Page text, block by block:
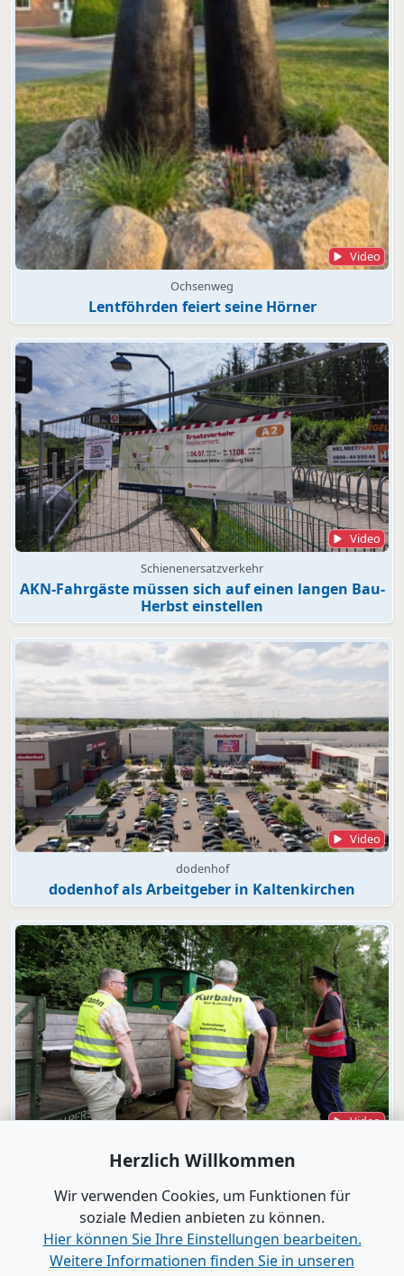
Video
Ochsenweg
Lentföhrden feiert seine Hörner
Video
Schienenersatzverkehr
AKN-Fahrgäste müssen sich auf einen langen Bau-
Herbst einstellen
Video
dodenhof
dodenhof als Arbeitgeber in Kaltenkirchen
Video
Bad Bramstedt
"Wir wollen die Moorbahn aus dem
Dornröschenschlaf wecken"
Alle Videos anzeigen
Herzlich Willkommen
Wir verwenden Cookies, um Funktionen für
soziale Medien anbieten zu können.
Hier können Sie Ihre Einstellungen bearbeiten.
Weitere Informationen finden Sie in unseren